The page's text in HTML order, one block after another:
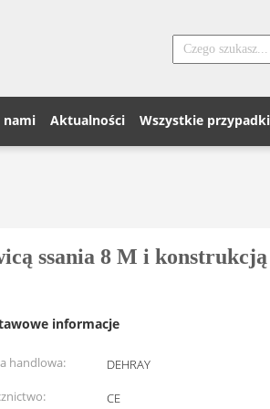
nami Aktualności Wszystkie przypadki
ssania 8 M i
informacje
handlowa:
DEHRAY
CE